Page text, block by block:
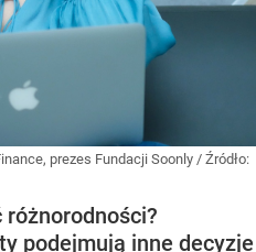
prezes Fundacji Soonly / Źródło:
podejmują inne decyzje